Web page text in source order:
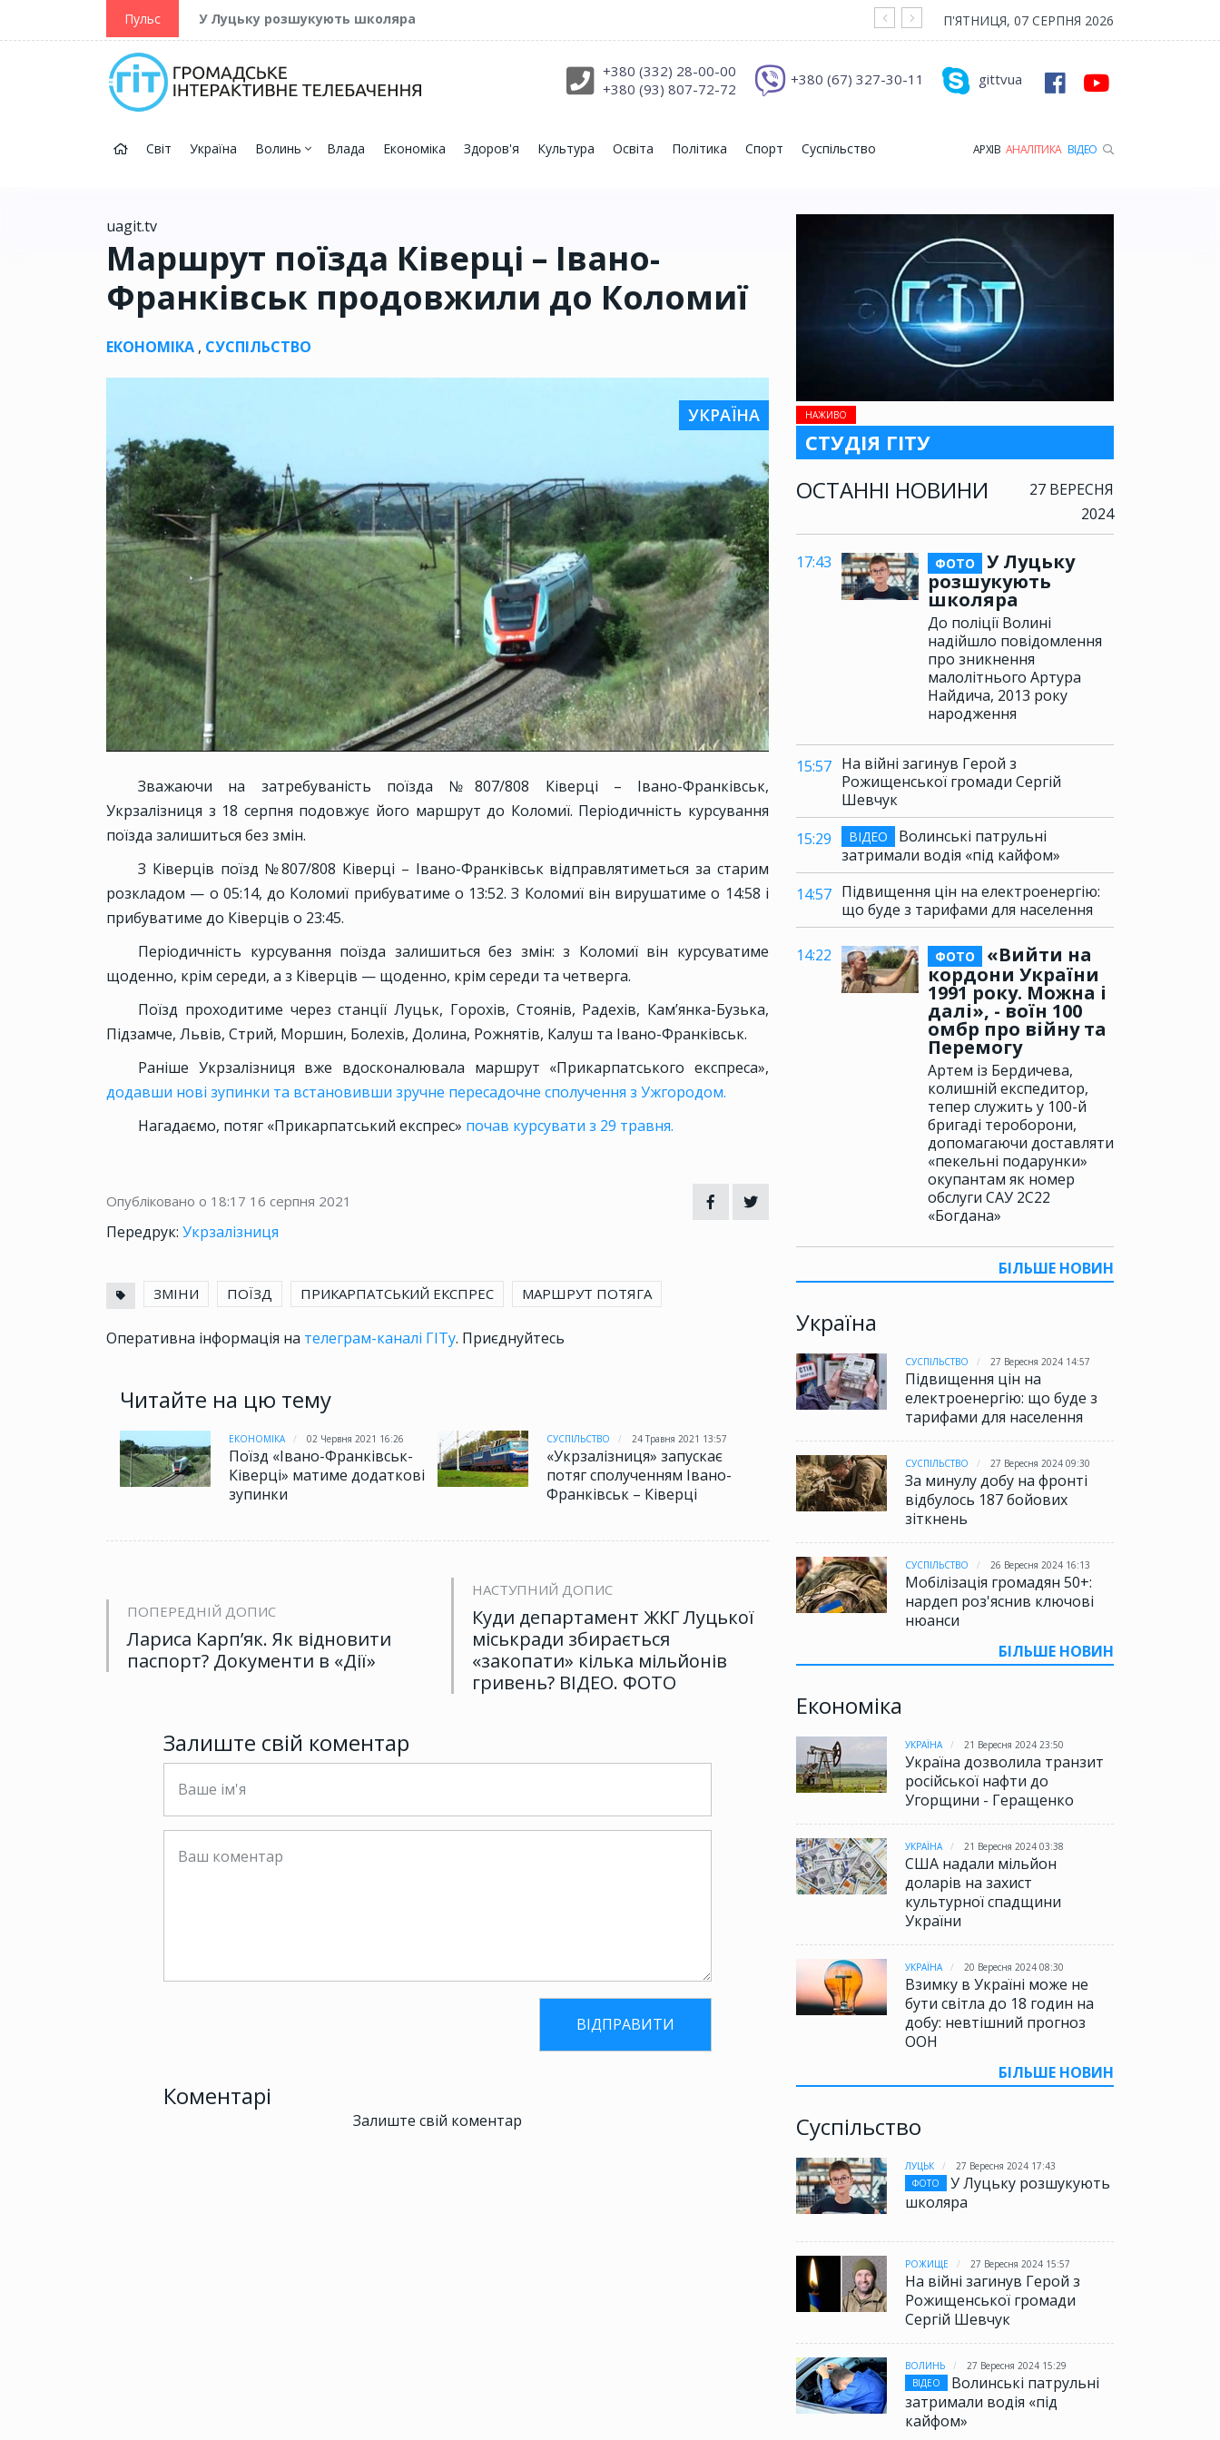
Пульс У Луцьку розшукують школяра На війні загинув Герой з Рожищенської
П'ЯТНИЦЯ, 07 СЕРПНЯ 2026
gittvua
+380 (67) 327-30-11
+380 (332) 28-00-00
+380 (93) 807-72-72
Світ Україна Волинь Влада Економіка Здоров'я Культура Освіта Політика Спорт Суспільство АРХІВ АНАЛІТИКА ВІДЕО
НАЖИВО
СТУДІЯ ГІТУ
ОСТАННІ НОВИНИ
27 ВЕРЕСНЯ
2024
17:43 ФОТО
У Луцьку
розшукують
школяра
До поліції Волині
надійшло повідомлення
про зникнення
малолітнього Артура
Найдича, 2013 року
народження
15:57 На війні загинув Герой з
Рожищенської громади Сергій
Шевчук
15:29
ВІДЕО
Волинські патрульні
затримали водія «під кайфом»
14:57 Підвищення цін на електроенергію:
що буде з тарифами для населення
14:22 ФОТО
«Вийти на
кордони України
1991 року. Можна і
далі», - воїн 100
омбр про війну та
Перемогу
Артем із Бердичева,
колишній експедитор,
тепер служить у 100-й
бригаді тероборони,
допомагаючи доставляти
«пекельні подарунки»
окупантам як номер
обслуги САУ 2С22
«Богдана»
БІЛЬШЕ НОВИН
Україна
СУСПІЛЬСТВО 27 Вересня 2024 14:57
Підвищення цін на
електроенергію: що буде з
тарифами для населення
СУСПІЛЬСТВО 27 Вересня 2024 09:30
За минулу добу на фронті
відбулось 187 бойових
зіткнень
СУСПІЛЬСТВО 26 Вересня 2024 16:13
Мобілізація громадян 50+:
нардеп роз'яснив ключові
нюанси
БІЛЬШЕ НОВИН
Економіка
УКРАЇНА 21 Вересня 2024 23:50
Україна дозволила транзит
російської нафти до
Угорщини - Геращенко
УКРАЇНА 21 Вересня 2024 03:38
США надали мільйон
доларів на захист
культурної спадщини
України
УКРАЇНА 20 Вересня 2024 08:30
Взимку в Україні може не
бути світла до 18 годин на
добу: невтішний прогноз
ООН
БІЛЬШЕ НОВИН
Суспільство
ЛУЦЬК
27 Вересня 2024 17:43
ФОТО
У Луцьку розшукують
школяра
РОЖИЩЕ 27 Вересня 2024 15:57
На війні загинув Герой з
Рожищенської громади
Сергій Шевчук
ВОЛИНЬ
27 Вересня 2024 15:29
ВІДЕО
Волинські патрульні
затримали водія «під
кайфом»
uagit.tv
Маршрут поїзда Ківерці – Івано-
Франківськ продовжили до Коломиї
ЕКОНОМІКА , СУСПІЛЬСТВО
УКРАЇНА
Зважаючи на затребуваність поїзда №807/808 Ківерці – Івано-Франківськ,
Укрзалізниця з 18 серпня подовжує його маршрут до Коломиї. Періодичність курсування
поїзда залишиться без змін.
З Ківерців поїзд №807/808 Ківерці – Івано-Франківськ відправлятиметься за старим
розкладом — о 05:14, до Коломиї прибуватиме о 13:52. З Коломиї він вирушатиме о 14:58 і
прибуватиме до Ківерців о 23:45.
Періодичність курсування поїзда залишиться без змін: з Коломиї він курсуватиме
щоденно, крім середи, а з Ківерців — щоденно, крім середи та четверга.
Поїзд проходитиме через станції Луцьк, Горохів, Стоянів, Радехів, Кам’янка-Бузька,
Підзамче, Львів, Стрий, Моршин, Болехів, Долина, Рожнятів, Калуш та Івано-Франківськ.
Раніше Укрзалізниця вже вдосконалювала маршрут «Прикарпатського експреса»,
додавши нові зупинки та встановивши зручне пересадочне сполучення з Ужгородом.
Нагадаємо, потяг «Прикарпатський експрес» почав курсувати з 29 травня.
Опубліковано о 18:17 16 серпня 2021
Передрук: Укрзалізниця
ЗМІНИ ПОЇЗД ПРИКАРПАТСЬКИЙ ЕКСПРЕС МАРШРУТ ПОТЯГА
Оперативна інформація на телеграм-каналі ГІТу. Приєднуйтесь
Читайте на цю тему
ЕКОНОМІКА 02 Червня 2021 16:26
Поїзд «Івано-Франківськ-
Ківерці» матиме додаткові
зупинки
СУСПІЛЬСТВО 24 Травня 2021 13:57
«Укрзалізниця» запускає
потяг сполученням Івано-
Франківськ – Ківерці
ПОПЕРЕДНІЙ ДОПИС
Лариса Карп’як. Як відновити
паспорт? Документи в «Дії»
НАСТУПНИЙ ДОПИС
Куди департамент ЖКГ Луцької
міськради збирається
«закопати» кілька мільйонів
гривень? ВІДЕО. ФОТО
Залиште свій коментар
Коментарі
Залиште свій коментар